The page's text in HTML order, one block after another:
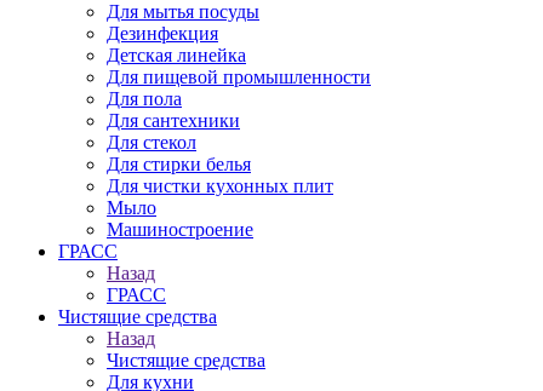
Для мытья посуды
Дезинфекция
Детская линейка
Для пищевой промышленности
Для пола
Для сантехники
Для стекол
Для стирки белья
Для чистки кухонных плит
Мыло
Машиностроение
ГРАСС
Назад
ГРАСС
Чистящие средства
Назад
Чистящие средства
Для кухни